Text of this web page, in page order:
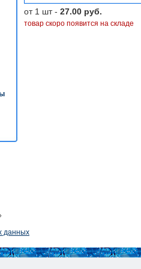
от 1 шт - 27.00 руб.
товар скоро появится на складе
данных